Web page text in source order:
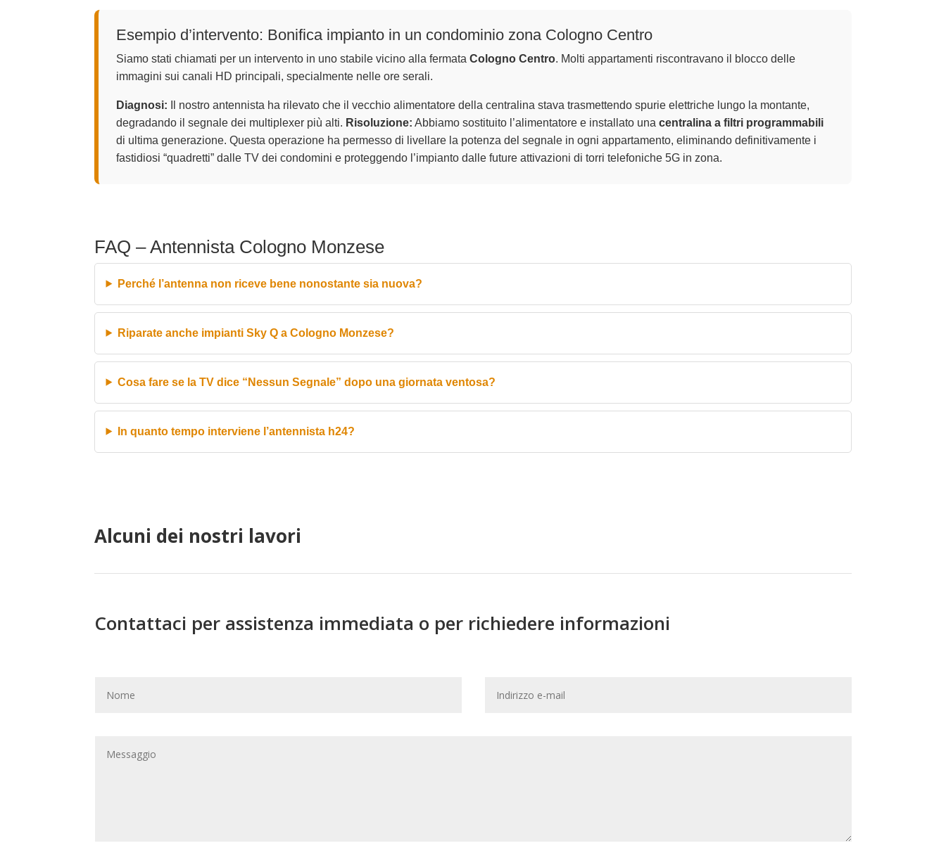
Esempio d’intervento: Bonifica impianto in un condominio zona Cologno Centro
Siamo stati chiamati per un intervento in uno stabile vicino alla fermataCologno Centro. Molti appartamenti riscontravano il blocco delle
immagini sui canali HD principali, specialmente nelle ore serali.
Diagnosi: Il nostro antennista ha rilevato che il vecchio alimentatore della centralina stava trasmettendo spurie elettriche lungo la montante,
degradando il segnale dei multiplexer più alti. Risoluzione: Abbiamo sostituito l’alimentatore e installato unacentralina a filtri programmabili
di ultima generazione. Questa operazione ha permesso di livellare la potenza del segnale in ogni appartamento, eliminando definitivamente i
fastidiosi “quadretti” dalle TV dei condomini e proteggendo l’impianto dalle future attivazioni di torri telefoniche 5G in zona.
FAQ – Antennista Cologno Monzese
Perché l’antenna non riceve bene nonostante sia nuova?
Riparate anche impianti Sky Q a Cologno Monzese?
Cosa fare se la TV dice “Nessun Segnale” dopo una giornata ventosa?
In quanto tempo interviene l’antennista h24?
Alcuni dei nostri lavori
Contattaci per assistenza immediata o per richiedere informazioni